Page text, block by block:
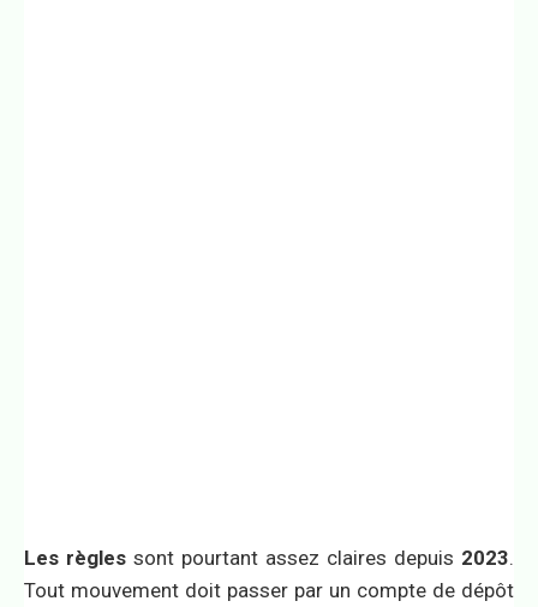
Les règles sont pourtant assez claires depuis 2023.
Tout mouvement doit passer par un compte de dépôt